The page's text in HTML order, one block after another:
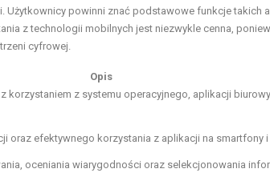
Użytkownicy powinni znać podstawowe funkcje takich
z technologii mobilnych jest niezwykle cenna,
cyfrowej.
Opis
korzystaniem z systemu operacyjnego, aplikacji
oraz efektywnego korzystania z aplikacji na smartfony i
oceniania wiarygodności oraz selekcjonowania